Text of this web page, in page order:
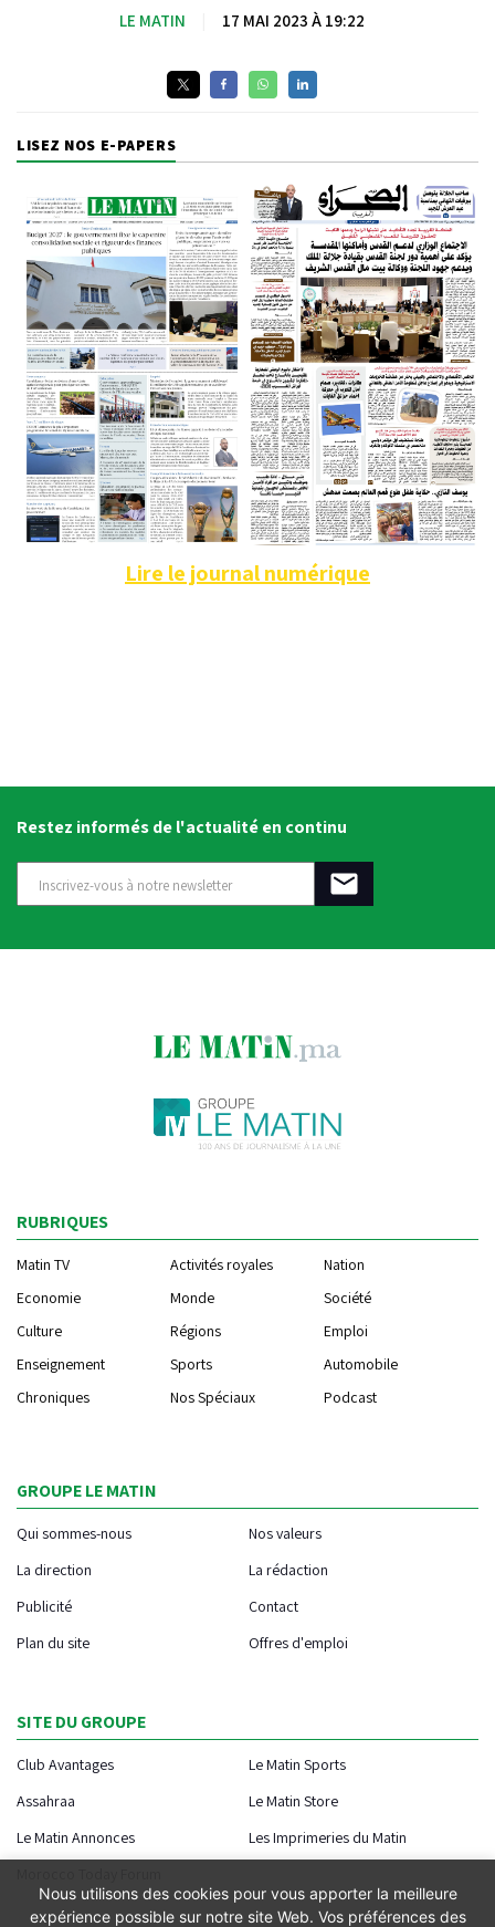
LE MATIN 17 MAI 2023 À 19:22
LISEZ NOS E-PAPERS
Lire le journal numérique
Restez informés de l'actualité en continu
RUBRIQUES
Matin TV Activités royales
Nation
Economie
Monde
Société
Culture
Régions
Emploi
Enseignement
Sports
Automobile
Chroniques
Nos Spéciaux Podcast
GROUPE LE MATIN
Qui sommes-nous
Nos valeurs
La direction
La rédaction
Publicité
Contact
Plan du site
Offres d'emploi
SITE DU GROUPE
Club Avantages
Le Matin Sports
Assahraa
Le Matin Store
Le Matin Annonces
Les Imprimeries du Matin
Nous utilisons des cookies pour vous apporter la meilleure
expérience possible sur notre site Web. Vos préférences des